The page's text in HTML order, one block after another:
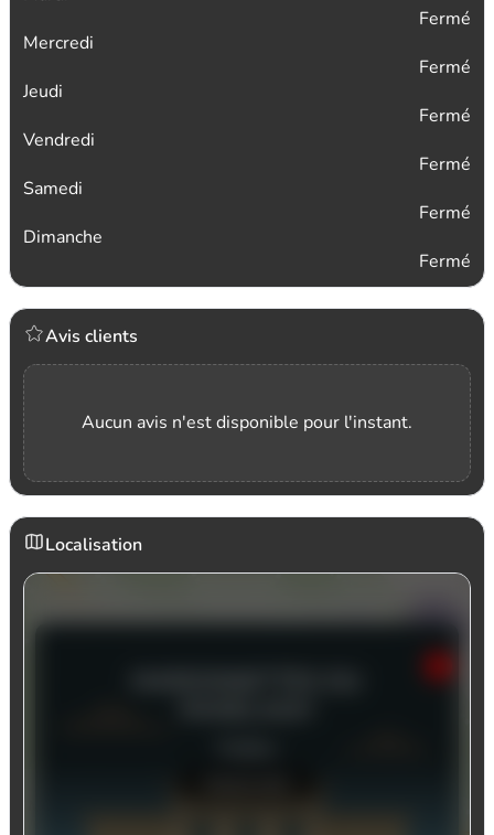
Fermé
Mercredi
Fermé
Jeudi
Fermé
Vendredi
Fermé
Samedi
Fermé
Dimanche
Fermé
Avis clients
Aucun avis n'est disponible pour l'instant.
Localisation